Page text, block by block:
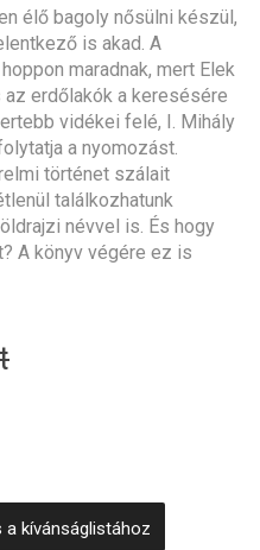
élő bagoly nősülni készül,
is akad. A
maradnak, mert Elek
erdőlakók a keresésére
vidékei felé, I. Mihály
a nyomozást.
történet szálait
találkozhatunk
névvel is. És hogy
A könyv végére ez is
Original
699 Ft.
Current
649 Ft.
a kívánságlistához